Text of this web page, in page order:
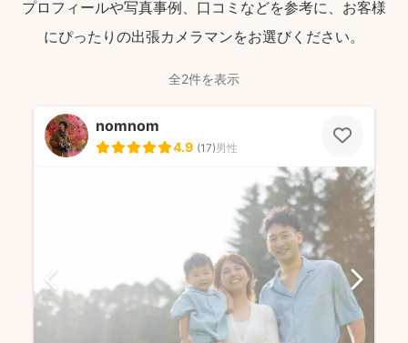
プロフィールや写真事例、口コミなどを参考に、お客様
にぴったりの出張カメラマンをお選びください。
全2件を表示
nomnom
4.9 (17)男性